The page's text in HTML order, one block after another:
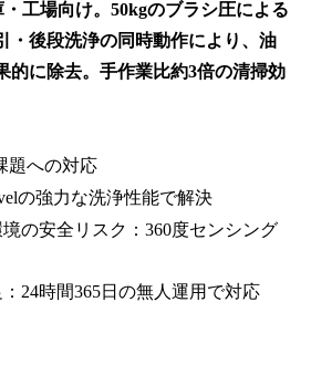
工場向け。50kgのブラシ圧による
・後段洗浄の同時動作により、油
的に除去。手作業比約3倍の清掃効
題への対応
の強力な洗浄性能で解決
の安全リスク：360度センシング
24時間365日の無人運用で対応